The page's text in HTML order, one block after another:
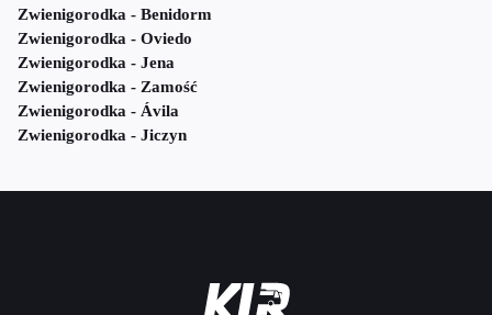
Zwienigorodka - Benidorm
Zwienigorodka - Oviedo
Zwienigorodka - Jena
Zwienigorodka - Zamość
Zwienigorodka - Ávila
Zwienigorodka - Jiczyn